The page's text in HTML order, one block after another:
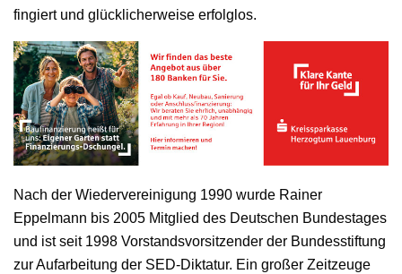
fingiert und glücklicherweise erfolglos.
Nach der Wiedervereinigung 1990 wurde Rainer
Eppelmann bis 2005 Mitglied des Deutschen Bundestages
und ist seit 1998 Vorstandsvorsitzender der Bundesstiftung
zur Aufarbeitung der SED-Diktatur. Ein großer Zeitzeuge